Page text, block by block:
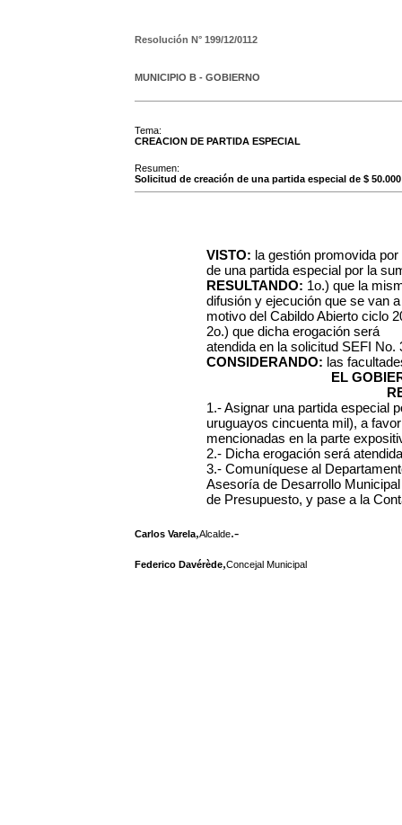
Resolución N° 199/12/0112
MUNICIPIO B - GOBIERNO
Tema:
CREACION DE PARTIDA ESPECIAL
Resumen:
Solicitud de creación de una partida especial de $
VISTO: la gestión promovida
de una partida especial por la
RESULTANDO: 1o.) que la
difusión y ejecución que se van
motivo del Cabildo Abierto ciclo
2o.) que dicha erogación será
atendida en la solicitud SEFI No.
CONSIDERANDO: las
EL
1.- Asignar una partida especial
uruguayos cincuenta mil), a
mencionadas en la parte
2.- Dicha erogación será
3.- Comuníquese al
Asesoría de Desarrollo
de Presupuesto, y pase a la
Carlos Varela,Alcalde.-
Federico Davérède,Concejal Municipal